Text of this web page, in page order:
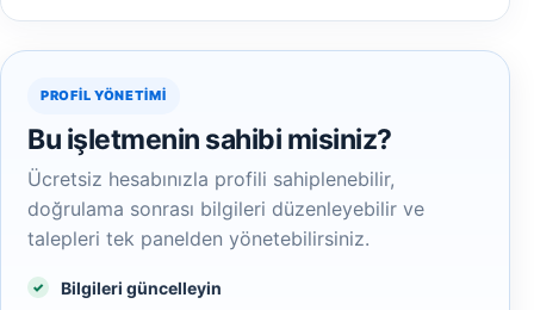
PROFIL YÖNETIMI
Bu işletmenin sahibi misiniz?
Ücretsiz hesabınızla profili sahiplenebilir,
doğrulama sonrası bilgileri düzenleyebilir ve
talepleri tek panelden yönetebilirsiniz.
Bilgileri güncelleyin